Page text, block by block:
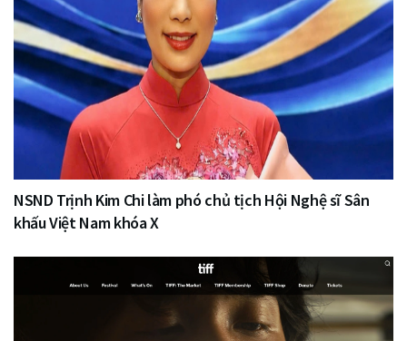
NSND Trịnh Kim Chi làm phó chủ tịch Hội Nghệ sĩ Sân
khấu Việt Nam khóa X